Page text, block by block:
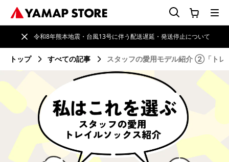
令和8年熊本地震・台風13号に伴う配送遅延・発送停止について
トップ すべての記事 スタッフの愛用モデル紹介 ②「トレ